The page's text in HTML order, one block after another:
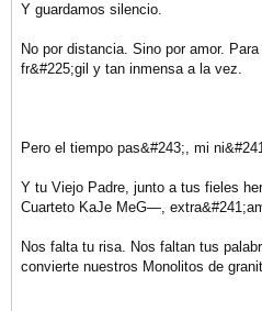
Y guardamos silencio.
No por distancia. Sino por amor.
fr&#225;gil y tan inmensa a la vez.
Pero el tiempo pas&#243;, mi
Y tu Viejo Padre, junto a tus fieles
Cuarteto KaJe MeG—,
Nos falta tu risa. Nos faltan tus
convierte nuestros Monolitos de